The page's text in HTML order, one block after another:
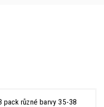
pack různé barvy 35-38